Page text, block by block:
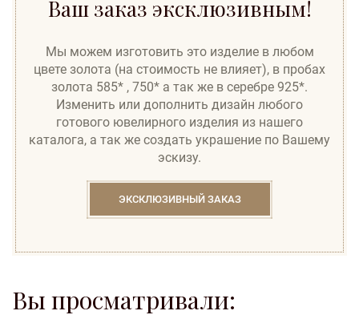
Ваш заказ эксклюзивным!
Мы можем изготовить это изделие в любом
цвете золота (на стоимость не влияет), в пробах
золота 585* , 750* а так же в серебре 925*.
Изменить или дополнить дизайн любого
готового ювелирного изделия из нашего
каталога, а так же создать украшение по Вашему
эскизу.
ЭКСКЛЮЗИВНЫЙ ЗАКАЗ
Вы просматривали: